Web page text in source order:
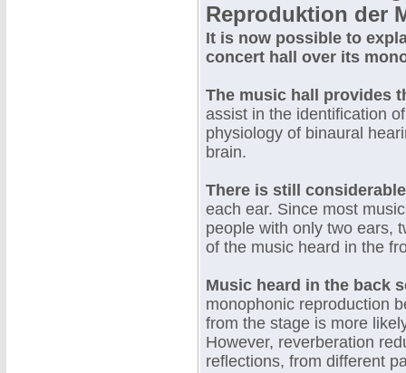
Reproduktion der
It is now possible to
concert hall over its
The music hall provides
assist in the identification
physiology of binaural
brain.
There is still
each ear. Since most
people with only two ears,
of the music heard in the
Music heard in the back
monophonic reproduction
from the stage is more
However, reverberation
reflections, from different